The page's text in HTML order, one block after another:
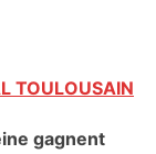
TOULOUSAIN
gagnent